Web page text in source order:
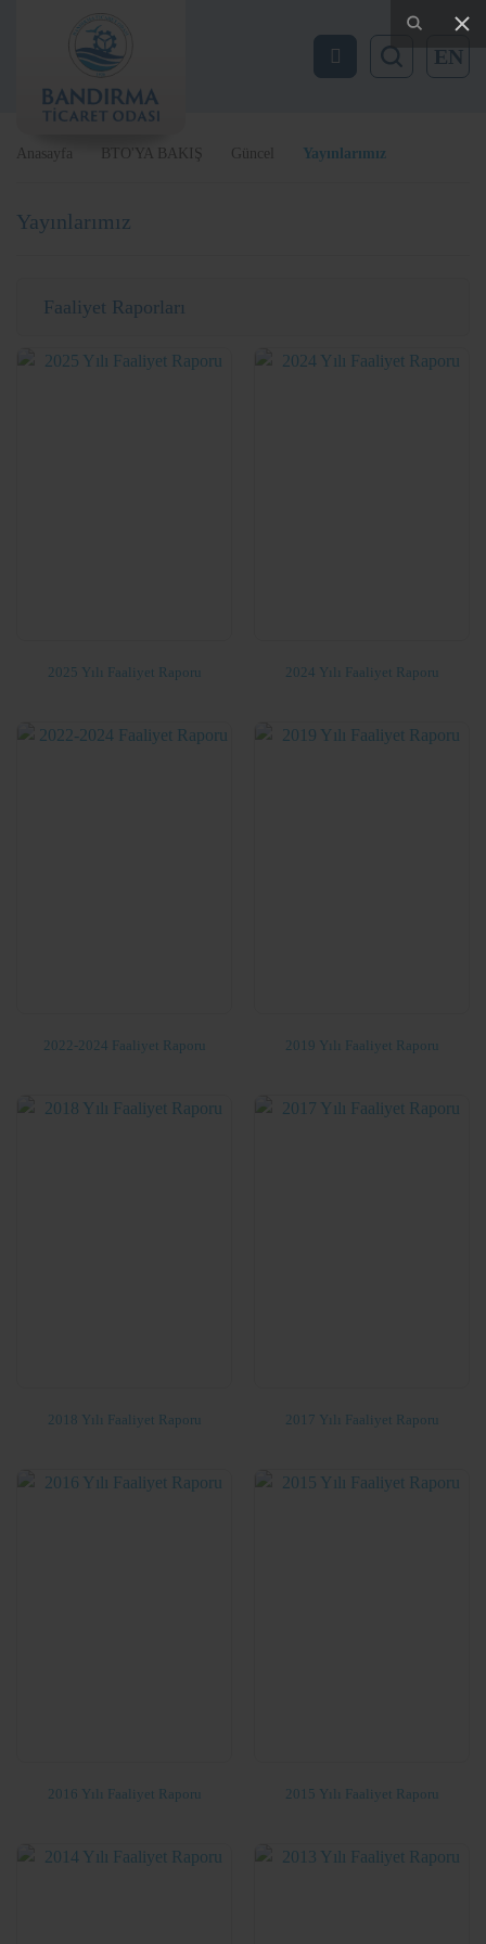
EN
Anasayfa BTO'YA BAKIŞ Güncel Yayınlarımız
Yayınlarımız
Faaliyet Raporları
2025 Yılı Faaliyet Raporu 2024 Yılı Faaliyet Raporu
2022-2024 Faaliyet Raporu 2019 Yılı Faaliyet Raporu
2018 Yılı Faaliyet Raporu 2017 Yılı Faaliyet Raporu
2016 Yılı Faaliyet Raporu 2015 Yılı Faaliyet Raporu